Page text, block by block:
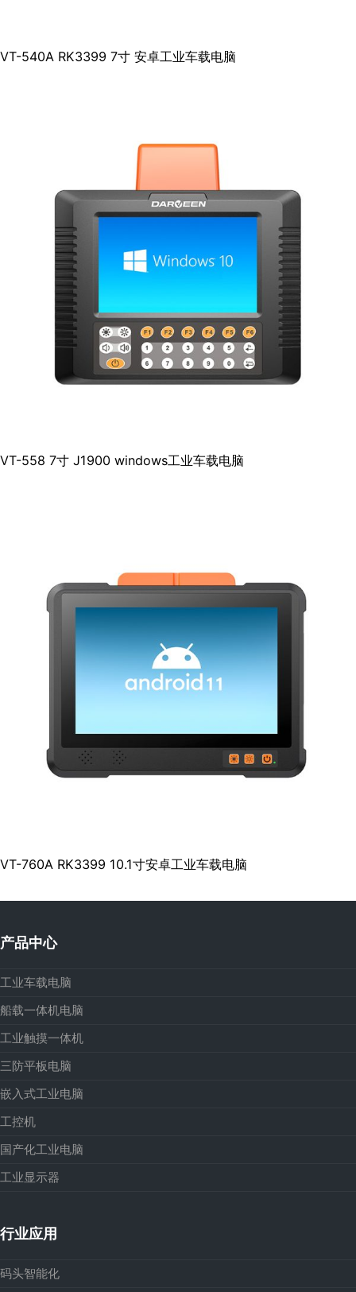
VT-540A RK3399 7寸 安卓工业车载电脑
VT-558 7寸 J1900 windows工业车载电脑
VT-760A RK3399 10.1寸安卓工业车载电脑
产品中心
工业车载电脑
船载一体机电脑
工业触摸一体机
三防平板电脑
嵌入式工业电脑
工控机
国产化工业电脑
工业显示器
行业应用
码头智能化